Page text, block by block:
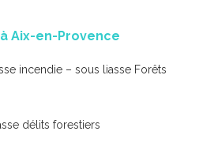
Aix-en-Provence
incendie – sous liasse Forêts
délits forestiers